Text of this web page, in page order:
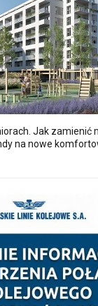
Jak zamienić
na nowe